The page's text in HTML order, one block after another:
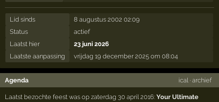
Lid sinds
8 augustus 2002 02:09
Status
actief
Laatst hier
23 juni 2026
Laatste aanpassing
vrijdag 19 december 2025 om 08:04
Agenda ical· archief
Laatst bezochte feest was op zaterdag 30 april 2016:Your Ultimate